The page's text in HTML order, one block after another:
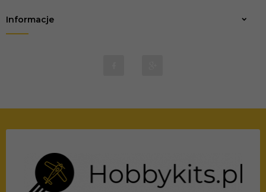
biuro@marvio-rc.pl
Informacje